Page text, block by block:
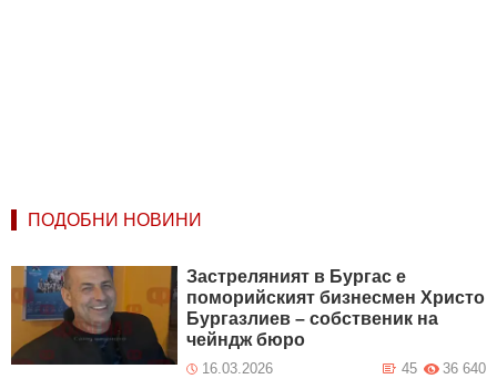
ПОДОБНИ НОВИНИ
Застреляният в Бургас е
поморийският бизнесмен Христо
Бургазлиев – собственик на
чейндж бюро
16.03.2026 36 640
45